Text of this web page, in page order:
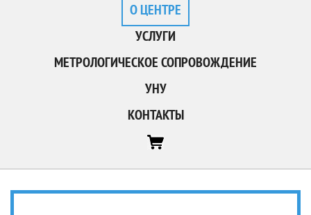
О ЦЕНТРЕ
УСЛУГИ
МЕТРОЛОГИЧЕСКОЕ СОПРОВОЖДЕНИЕ
УНУ
КОНТАКТЫ